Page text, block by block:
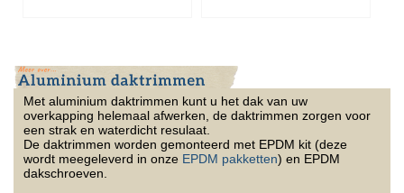
Met aluminium daktrimmen kunt u het dak van uw
overkapping helemaal afwerken, de daktrimmen zorgen voor
een strak en waterdicht resulaat.
De daktrimmen worden gemonteerd met EPDM kit (deze
wordt meegeleverd in onze EPDM pakketten) en EPDM
dakschroeven.